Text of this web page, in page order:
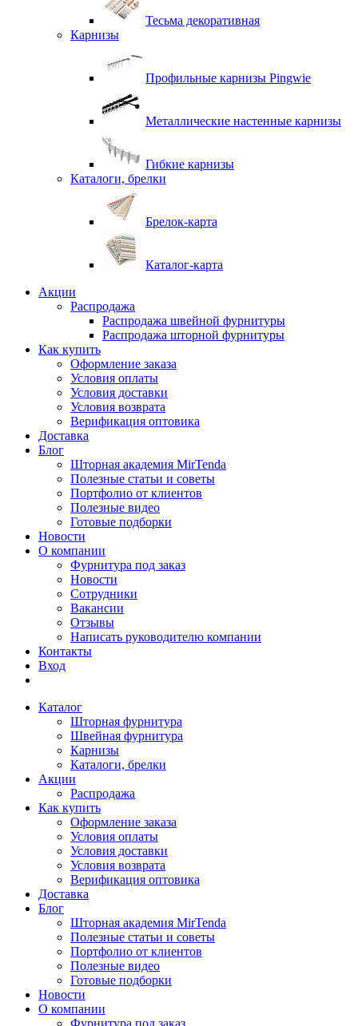
Тесьма декоративная
Карнизы
Профильные карнизы Pingwie
Металлические настенные карнизы
Гибкие карнизы
Каталоги, брелки
Брелок-карта
Каталог-карта
Акции
Распродажа
Распродажа швейной фурнитуры
Распродажа шторной фурнитуры
Как купить
Оформление заказа
Условия оплаты
Условия доставки
Условия возврата
Верификация оптовика
Доставка
Блог
Шторная академия MirTenda
Полезные статьи и советы
Портфолио от клиентов
Полезные видео
Готовые подборки
Новости
О компании
Фурнитура под заказ
Новости
Сотрудники
Вакансии
Отзывы
Написать руководителю компании
Контакты
Вход
Каталог
Шторная фурнитура
Швейная фурнитура
Карнизы
Каталоги, брелки
Акции
Распродажа
Как купить
Оформление заказа
Условия оплаты
Условия доставки
Условия возврата
Верификация оптовика
Доставка
Блог
Шторная академия MirTenda
Полезные статьи и советы
Портфолио от клиентов
Полезные видео
Готовые подборки
Новости
О компании
Фурнитура под заказ